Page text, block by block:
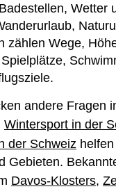
Wetter
zählen Wege,
andere Fragen
Wintersport in der
der Schweiz
Gebieten.
Davos-Klosters,